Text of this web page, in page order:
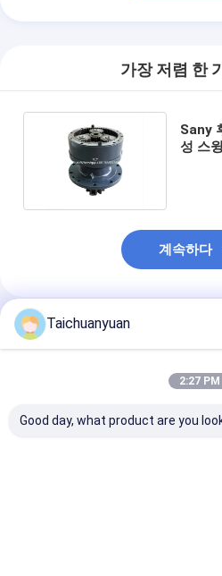
가장 저렴 한
Sany
성 스
계속하다
추천된 제품
Taichuanyuan
2:27 PM
Good day, what product are you